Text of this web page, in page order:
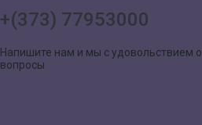
+(373) 77953000
Напишите нам и мы с удовольствием
вопросы